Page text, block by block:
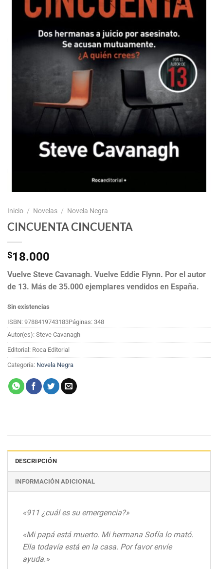
Inicio / Novelas / Novela Negra
CINCUENTA CINCUENTA
$18.000
Vuelve Steve Cavanagh. Vuelve Eddie Flynn. Por el autor
de 13. Más de 35.000 ejemplares vendidos en España.
Sin existencias
ISBN: 9788419743183Páginas: 348
Autor(es): Steve Cavanagh
Editorial: Roca Editorial
Categoría: Novela Negra
DESCRIPCIÓN
INFORMACIÓN ADICIONAL
«911 ¿cuál es su emergencia?»
«Mi papá está muerto. Mi hermana Sofía lo mató.
Ella todavía está en la casa. Por favor envíe
ayuda.»